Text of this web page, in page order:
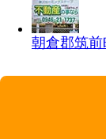
朝倉郡筑